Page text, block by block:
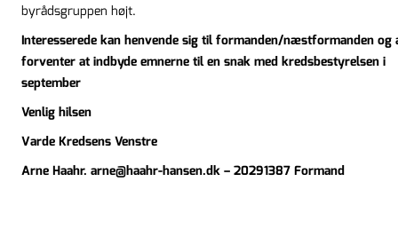
byrådsgruppen højt.
Interesserede kan henvende sig til formanden/næstformanden og
forventer at indbyde emnerne til en snak med kredsbestyrelsen i
september
Venlig hilsen
Varde Kredsens Venstre
Arne Haahr. arne@haahr-hansen.dk – 20291387 Formand